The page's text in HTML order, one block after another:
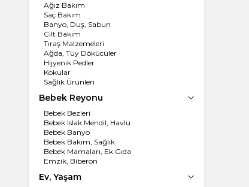
Ağız Bakım
Saç Bakım
Banyo, Duş, Sabun
Cilt Bakım
Tıraş Malzemeleri
Ağda, Tüy Dökücüler
Hijyenik Pedler
Kokular
Sağlık Ürünleri
Bebek Reyonu
Bebek Bezleri
Bebek Islak Mendil, Havlu
Bebek Banyo
Bebek Bakım, Sağlık
Bebek Mamaları, Ek Gıda
Emzik, Biberon
Ev, Yaşam